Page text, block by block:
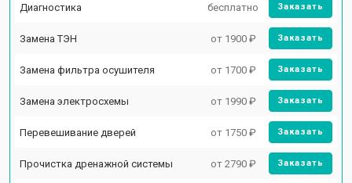
Диагностика бесплатно Заказать
Замена ТЭН от 1900 ₽ Заказать
Замена фильтра осушителя от 1700 ₽ Заказать
Замена электросхемы от 1990 ₽ Заказать
Перевешивание дверей от 1750 ₽ Заказать
Прочистка дренажной системы от 2790 ₽ Заказать